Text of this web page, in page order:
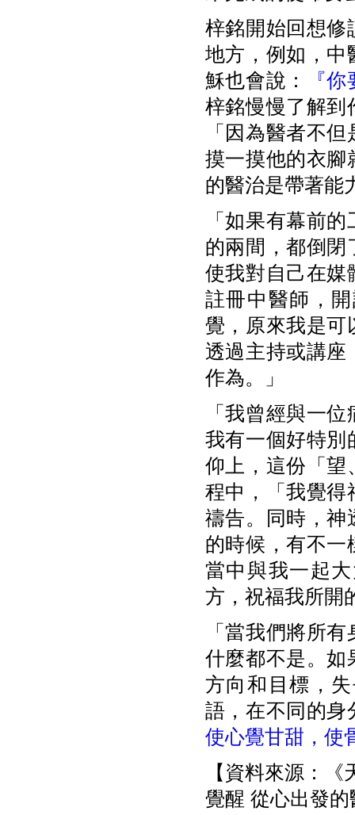
梓銘開始回想修
地方，例如，中
穌也會說：
『
梓銘慢慢了解到
「因為醫者不
摸一摸他的衣腳
的醫治是帶著能
「如果有幕前
的兩間，都倒閉
使我對自己在媒
註冊中醫師，
覺，原來我是可
透過主持或講座
作為。」
「我曾經與一
我有一個好特別
仰上，這份「望
程中，「我覺得
禱告。同時，神
的時候，有不一
當中與我一起
方，祝福我所開
「當我們將所
什麼都不是。如
方向和目標，
語，在不同的身
使心覺甘甜，使
【資料來源：
覺醒 從心出發